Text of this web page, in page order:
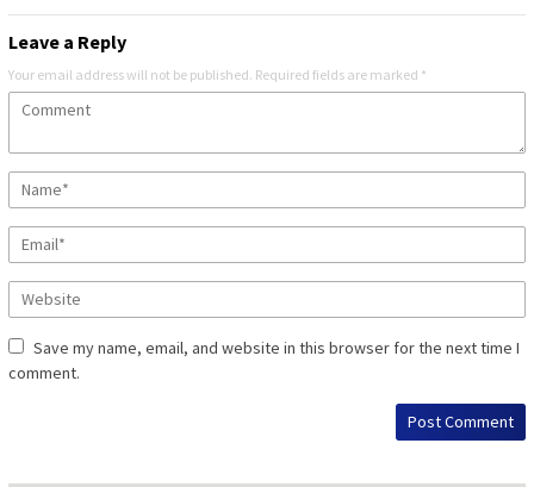
Leave a Reply
Your email address will not be published. Required fields are marked *
Save my name, email, and website in this browser for the next time I
comment.